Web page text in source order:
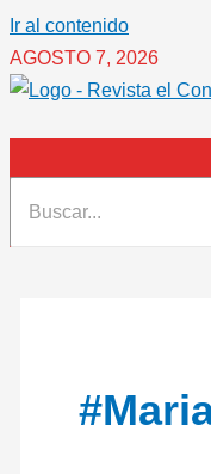
Ir al contenido
AGOSTO 7, 2026